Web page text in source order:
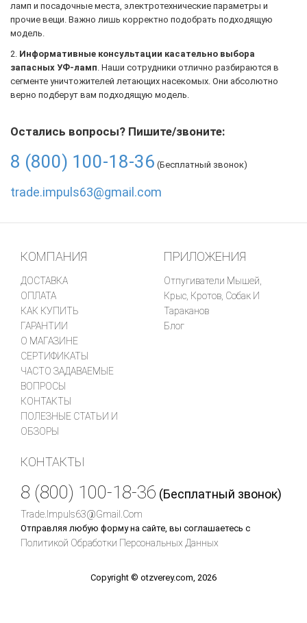
ламп и посадочные места, электротехнические параметры и
прочие вещи. Важно лишь корректно подобрать подходящую
модель.
2. Информативные консультации касательно выбора
запасных УФ-ламп. Наши сотрудники отлично разбираются в
сегменте уничтожителей летающих насекомых. Они абсолютно
верно подберут вам подходящую модель.
Остались вопросы? Пишите/звоните:
8 (800) 100-18-36 (Бесплатный звонок)
trade.impuls63@gmail.com
КОМПАНИЯ
ДОСТАВКА
ОПЛАТА
КАК КУПИТЬ
ГАРАНТИИ
О МАГАЗИНЕ
СЕРТИФИКАТЫ
ЧАСТО ЗАДАВАЕМЫЕ
ВОПРОСЫ
КОНТАКТЫ
ПОЛЕЗНЫЕ СТАТЬИ И
ОБЗОРЫ
ПРИЛОЖЕНИЯ
Отпугиватели Мышей,
Крыс, Кротов, Собак И
Тараканов
Блог
КОНТАКТЫ
8 (800) 100-18-36 (Бесплатный звонок)
Trade.impuls63@gmail.com
Отправляя любую форму на сайте, вы соглашаетесь с
Политикой Обработки Персональных Данных
Copyright © otzverey.com, 2026